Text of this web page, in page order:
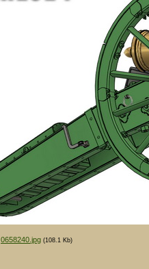
0658240.jpg (108.1 Kb)